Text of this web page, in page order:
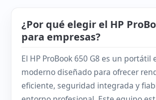
¿Por qué elegir el HP
para empresas?
El HP ProBook 650 G8 es un portátil
moderno diseñado para ofrecer
eficiente, seguridad integrada y